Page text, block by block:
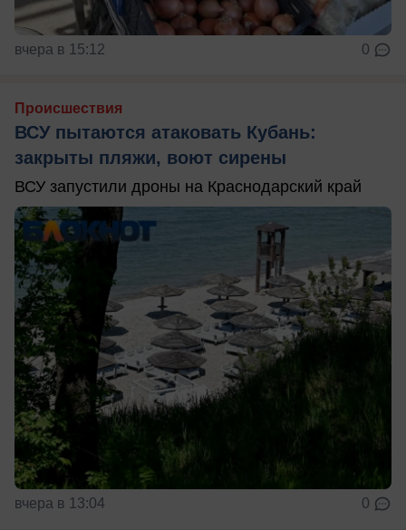
вчера в 15:12 0
Происшествия
ВСУ пытаются атаковать Кубань:
закрыты пляжи, воют сирены
ВСУ запустили дроны на Краснодарский край
вчера в 13:04 0